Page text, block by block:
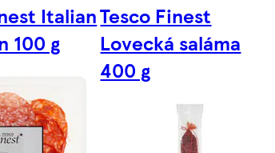
Italian
100 g
Tesco Finest
Lovecká saláma
400 g